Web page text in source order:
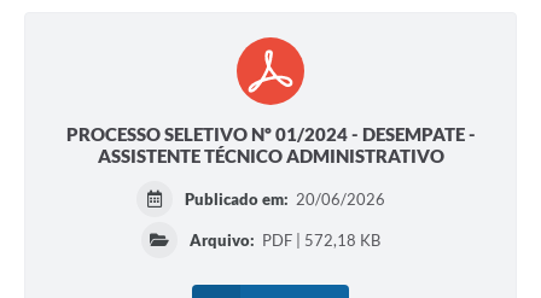
PROCESSO SELETIVO Nº 01/2024 - DESEMPATE -
ASSISTENTE TÉCNICO ADMINISTRATIVO
Publicado em: 20/06/2026
Arquivo: PDF | 572,18 KB